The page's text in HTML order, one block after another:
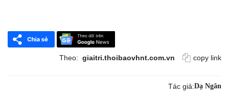
Theo: giaitri.thoibaovhnt.com.vn copy link
Tác giả:Dạ Ngân